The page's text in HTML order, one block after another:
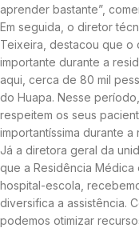
aprender bastante”,
Em seguida, o diretor
Teixeira, destacou que o
importante durante a
aqui, cerca de 80 mil
do Huapa. Nesse
respeitem os seus
importantíssima durante a
Já a diretora geral da
que a Residência Médica
hospital-escola,
diversifica a assistência.
podemos otimizar